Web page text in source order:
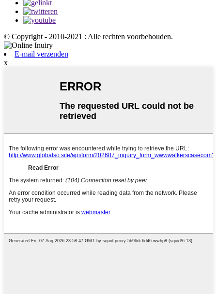
© Copyright - 2010-2021 : Alle rechten voorbehouden.
E-mail verzenden
x